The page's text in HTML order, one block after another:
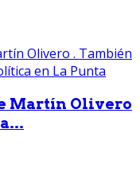
Martín Olivero